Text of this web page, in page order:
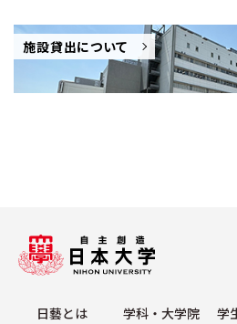
施設貸出について
⽇藝とは 学科・⼤学院 学